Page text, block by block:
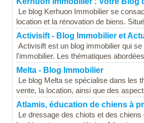
Le blog Kerhuon Immobilier se
location et la rénovation de biens.
Activisift - Blog Immobilier et
Activisift est un blog immobilier qui
l'immobilier. Les thématiques
Melta - Blog Immobilier
Le blog Melta se spécialise dans les
vente, la location, ainsi que des
Atlamis, éducation de chiens à
Le dressage des chiots et des